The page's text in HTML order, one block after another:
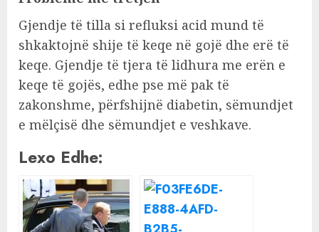
Gjendje të tilla si refluksi acid mund të
shkaktojnë shije të keqe në gojë dhe erë të
keqe. Gjendje të tjera të lidhura me erën e
keqe të gojës, edhe pse më pak të
zakonshme, përfshijnë diabetin, sëmundjet
e mëlçisë dhe sëmundjet e veshkave.
Lexo Edhe: